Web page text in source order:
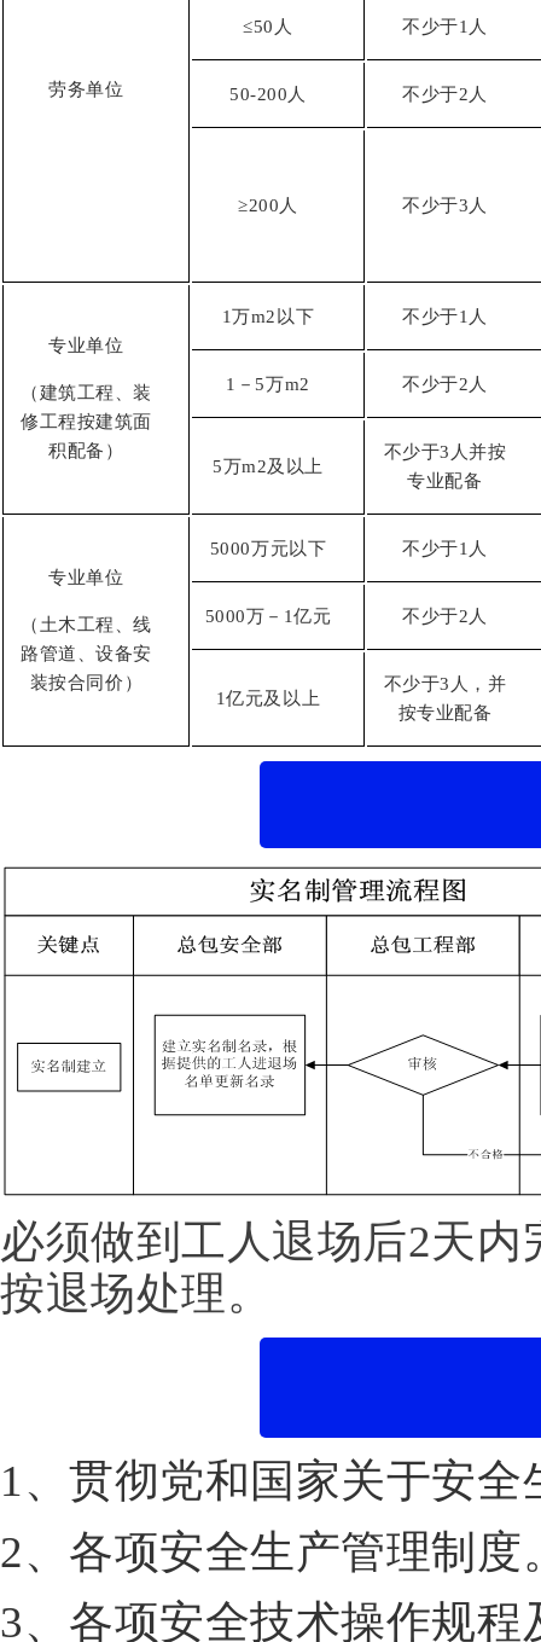
劳务单位
≤50人 不少于1人
50-200人 不少于2人
≥200人 不少于3人
专业单位
（建筑工程、装
修工程按建筑面
积配备）
1万m2以下 不少于1人
1－5万m2 不少于2人
5万m2及以上
不少于3人并按
专业配备
专业单位
（土木工程、线
路管道、设备安
装按合同价）
5000万元以下 不少于1人
5000万－1亿元 不少于2人
1亿元及以上
不少于3人，并
按专业配备
必须做到工人退场后2天
按退场处理。
1、贯彻党和国家关于安
2、各项安全生产管理制度
3、各项安全技术操作规